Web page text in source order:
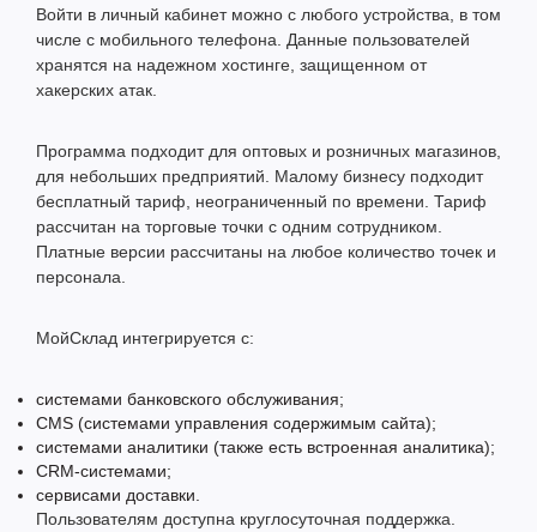
Войти в личный кабинет можно с любого устройства, в том
числе с мобильного телефона. Данные пользователей
хранятся на надежном хостинге, защищенном от
хакерских атак.
Программа подходит для оптовых и розничных магазинов,
для небольших предприятий. Малому бизнесу подходит
бесплатный тариф, неограниченный по времени. Тариф
рассчитан на торговые точки с одним сотрудником.
Платные версии рассчитаны на любое количество точек и
персонала.
МойСклад интегрируется с:
системами банковского обслуживания;
CMS (системами управления содержимым сайта);
системами аналитики (также есть встроенная аналитика);
CRM-системами;
сервисами доставки.
Пользователям доступна круглосуточная поддержка.